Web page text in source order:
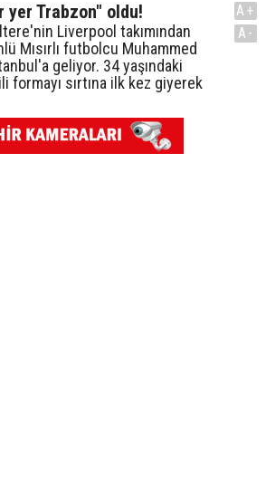
yer Trabzon" oldu!
Liverpool takımından
Mısırlı futbolcu Muhammed
geliyor. 34 yaşındaki
sırtına ilk kez giyerek
A+
A-